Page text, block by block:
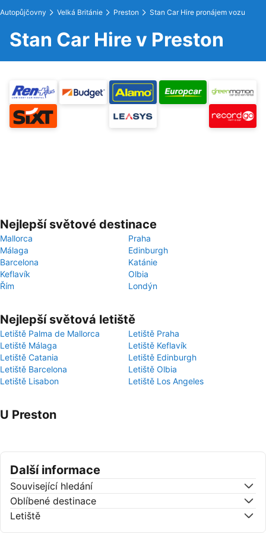
Autopůjčovny Velká Británie Preston Stan Car Hire pronájem vozu
Stan Car Hire v Preston
Nejlepší světové destinace
Mallorca
Praha
Málaga
Edinburgh
Barcelona
Katánie
Keflavík
Olbia
Řím
Londýn
Nejlepší světová letiště
Letiště Palma de Mallorca
Letiště Praha
Letiště Málaga
Letiště Keflavík
Letiště Catania
Letiště Edinburgh
Letiště Barcelona
Letiště Olbia
Letiště Lisabon
Letiště Los Angeles
U Preston
Další informace
Související hledání
Oblíbené destinace
Letiště